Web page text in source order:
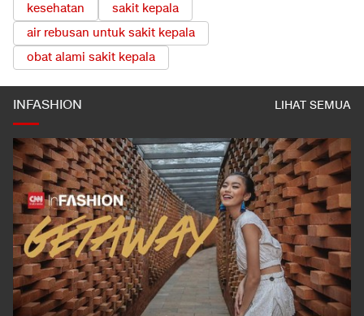
kesehatan
sakit kepala
air rebusan untuk sakit kepala
obat alami sakit kepala
INFASHION LIHAT SEMUA